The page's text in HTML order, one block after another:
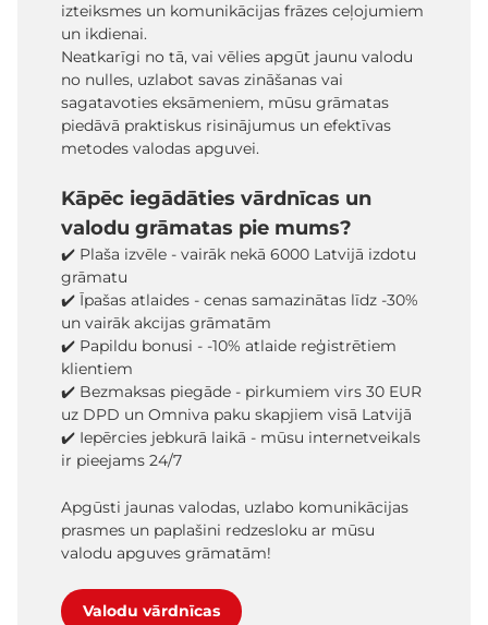
izteiksmes un komunikācijas frāzes ceļojumiem
un ikdienai.
Neatkarīgi no tā, vai vēlies apgūt jaunu valodu
no nulles, uzlabot savas zināšanas vai
sagatavoties eksāmeniem, mūsu grāmatas
piedāvā praktiskus risinājumus un efektīvas
metodes valodas apguvei.
Kāpēc iegādāties vārdnīcas un
valodu grāmatas pie mums?
✔️ Plaša izvēle - vairāk nekā 6000 Latvijā izdotu
grāmatu
✔️ Īpašas atlaides - cenas samazinātas līdz -30%
un vairāk akcijas grāmatām
✔️ Papildu bonusi - -10% atlaide reģistrētiem
klientiem
✔️ Bezmaksas piegāde - pirkumiem virs 30 EUR
uz DPD un Omniva paku skapjiem visā Latvijā
✔️ Iepērcies jebkurā laikā - mūsu internetveikals
ir pieejams 24/7
Apgūsti jaunas valodas, uzlabo komunikācijas
prasmes un paplašini redzesloku ar mūsu
valodu apguves grāmatām!
Valodu vārdnīcas